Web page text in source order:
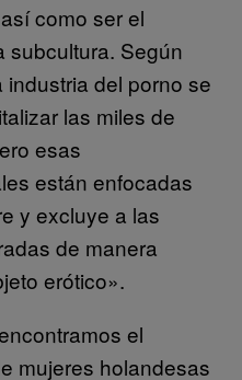
como ser el
subcultura. Según
del porno se
las miles de
esas
están enfocadas
y excluye a las
de manera
erótico».
el
mujeres holandesas